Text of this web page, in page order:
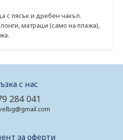
с пясък и дребен чакъл.
матраци (само на плажа),
с нас
284 041
за оферти